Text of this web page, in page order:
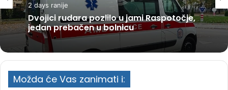
2 days ranije
Dvojici rudara pozlilo u jami Raspotočje,
jedan prebačen u bolnicu
Možda će Vas zanimati i: